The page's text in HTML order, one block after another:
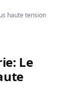
haute tension
Le